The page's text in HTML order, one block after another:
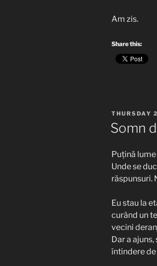
Am zis.
Share this:
POSTED
THURSDAY
Somn
Puțină
Unde se
răspunsuri.
Eu stau la
curând un
vecini
Dar a
întindere